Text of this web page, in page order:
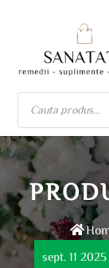
sept. 11 2025